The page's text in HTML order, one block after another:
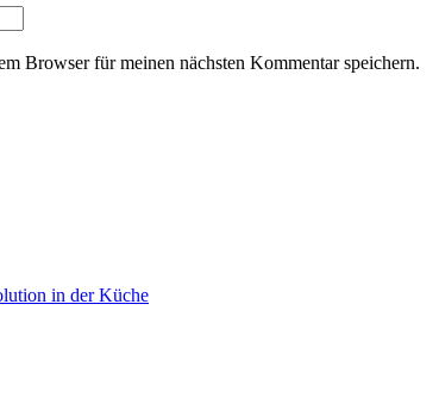
Browser für meinen nächsten Kommentar speichern.
in der Küche